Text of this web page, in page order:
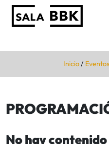
Inicio/ Eventos
No hay